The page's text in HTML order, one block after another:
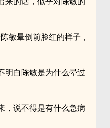
敏晕倒前脸红的样子，
明白陈敏是为什么晕过
，说不得是有什么急病